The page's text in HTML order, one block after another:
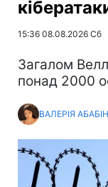
15:36 08.08.2026 Сб
Загалом
понад 2000
ВАЛЕРІЯ